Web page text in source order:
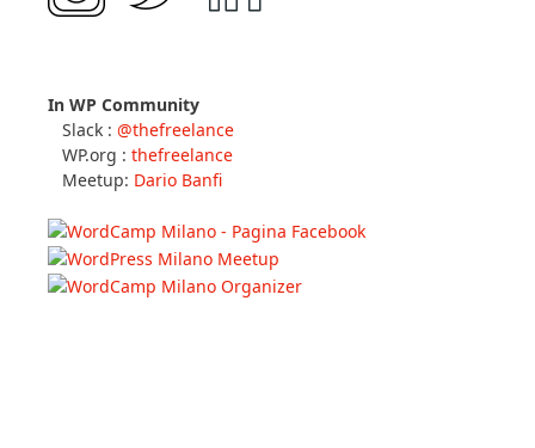
In WP Community
Slack : @thefreelance
WP.org : thefreelance
Meetup: Dario Banfi